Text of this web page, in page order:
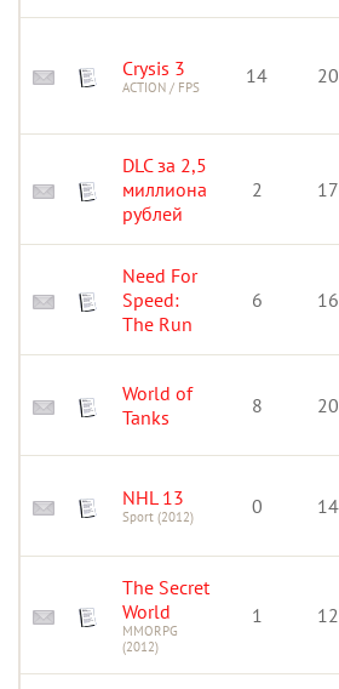
Crysis 3
ACTION / FPS 14
DLC за 2,5
миллиона
рублей
2
Need For
Speed:
The Run
6
World of
Tanks
8
NHL 13
Sport (2012) 0
The Secret
World
MMORPG
(2012)
1